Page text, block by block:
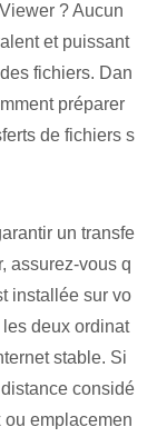
? Aucun
et puissant
fichiers. Dan
préparer
de fichiers s
un transfe
assurez-vous q
installée sur vo
deux ordinat
stable. Si
considé
ou emplacemen